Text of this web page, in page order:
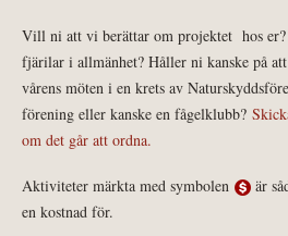
Vill ni att vi berättar om projektet hos
fjärilar i allmänhet? Håller ni kanske på
vårens möten i en krets av
förening eller kanske en fågelklubb?
om det går att ordna.
Aktiviteter märkta med symbolen
är
en kostnad för.